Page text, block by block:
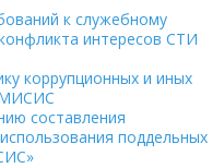
к служебному
интересов СТИ
коррупционных и иных
МИСИС
составления
поддельных